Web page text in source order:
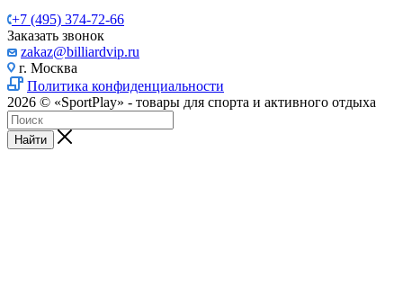
+7 (495) 374-72-66
Заказать звонок
zakaz@billiardvip.ru
г. Москва
Политика конфиденциальности
2026 © «SportPlay» - товары для спорта и активного отдыха
Найти